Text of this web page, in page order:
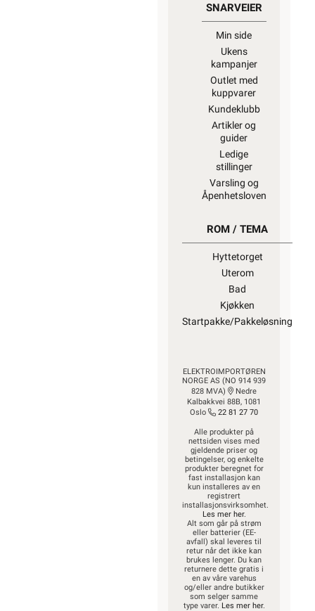
SNARVEIER
Min side
Ukens
kampanjer
Outlet med
kuppvarer
Kundeklubb
Artikler og
guider
Ledige
stillinger
Varsling og
Åpenhetsloven
ROM / TEMA
Hyttetorget
Uterom
Bad
Kjøkken
Startpakke/Pakkeløsning
ELEKTROIMPORTØREN
NORGE AS (NO 914 939
828 MVA)
Nedre
Kalbakkvei 88B, 1081
Oslo
22 81 27 70
Alle produkter på
nettsiden vises med
gjeldende priser og
betingelser, og enkelte
produkter beregnet for
fast installasjon kan
kun installeres av en
registrert
installasjonsvirksomhet.
Les mer her.
Alt som går på strøm
eller batterier (EE-
avfall) skal leveres til
retur når det ikke kan
brukes lenger. Du kan
returnere dette gratis i
en av våre varehus
og/eller andre butikker
som selger samme
type varer. Les mer her.